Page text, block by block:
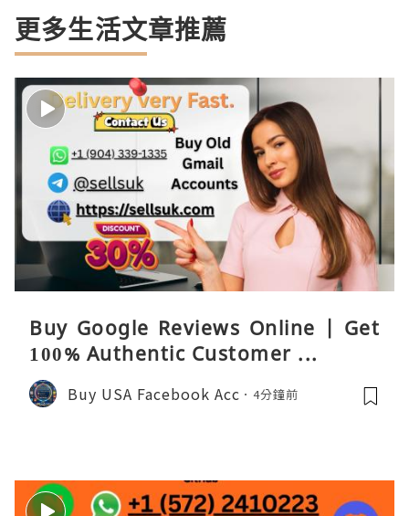
更多生活文章推薦
Buy Google Reviews Online | Get
100% Authentic Customer ...
Buy USA Facebook Acc 4分鐘前